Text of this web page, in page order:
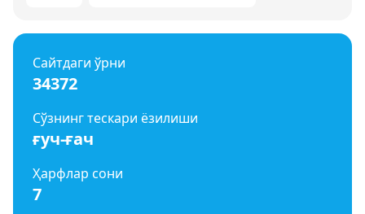
Сайтдаги ўрни
34372
Сўзнинг тескари ёзилиши
ғуч-ғач
Ҳарфлар сони
7